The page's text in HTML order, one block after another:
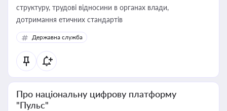
структуру, трудові відносини в органах влади,
дотримання етичних стандартів
Державна служба
Про національну цифрову платформу
"Пульс"